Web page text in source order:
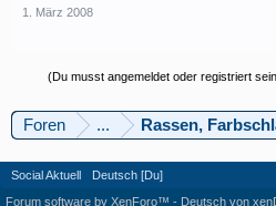
1. März 2008
(Du musst angemeldet oder registriert
Foren ... Rassen,
Social Aktuell Deutsch [Du]
Forum software by XenForo™ - Deutsch von